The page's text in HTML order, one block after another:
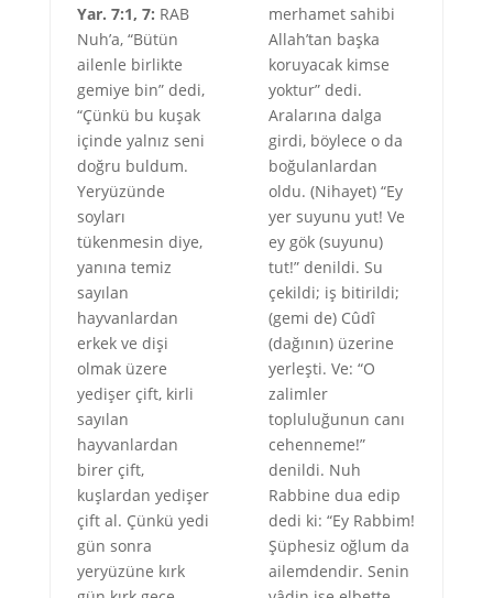
Yar. 7:1, 7: RAB
Nuh’a, “Bütün
ailenle birlikte
gemiye bin” dedi,
“Çünkü bu kuşak
içinde yalnız seni
doğru buldum.
Yeryüzünde
soyları
tükenmesin diye,
yanına temiz
sayılan
hayvanlardan
erkek ve dişi
olmak üzere
yedişer çift, kirli
sayılan
hayvanlardan
birer çift,
kuşlardan yedişer
çift al. Çünkü yedi
gün sonra
yeryüzüne kırk
merhamet sahibi
Allah’tan başka
koruyacak kimse
yoktur” dedi.
Aralarına dalga
girdi, böylece o da
boğulanlardan
oldu. (Nihayet) “Ey
yer suyunu yut! Ve
ey gök (suyunu)
tut!” denildi. Su
çekildi; iş bitirildi;
(gemi de) Cûdî
(dağının) üzerine
yerleşti. Ve: “O
zalimler
topluluğunun canı
cehenneme!”
denildi. Nuh
Rabbine dua edip
dedi ki: “Ey Rabbim!
Şüphesiz oğlum da
ailemdendir. Senin